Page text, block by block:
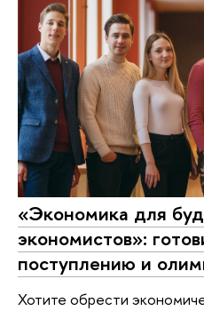
«Экономика для
экономистов»:
поступлению и
Хотите обрести